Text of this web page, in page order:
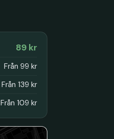
89 kr
Från 99 kr
Från 139 kr
Från 109 kr